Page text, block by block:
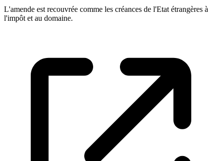
L'amende est recouvrée comme les créances de l'Etat étrangères à
l'impôt et au domaine.